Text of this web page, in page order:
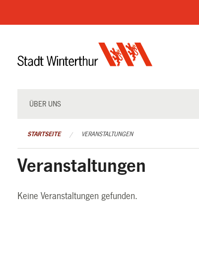
überspringen
ÜBER UNS
STARTSEITE VERANSTALTUNGEN
Veranstaltungen
Keine Veranstaltungen gefunden.